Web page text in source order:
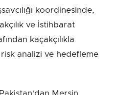
koordinesinde,
ve İstihbarat
kaçakçılıkla
analizi ve hedefleme
Mersin